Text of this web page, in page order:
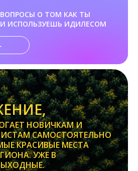
О ТОМ КАК ТЫ
ИСПОЛЬЗУЕШЬ ИДИЛЕСОМ
НОВИЧКАМ И
САМОСТОЯТЕЛЬНО
КРАСИВЫЕ МЕСТА
УЖЕ В